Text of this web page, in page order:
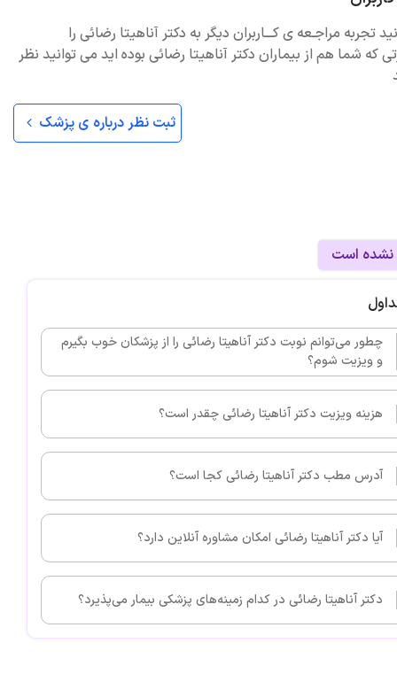
تجربه مراجـعه ی کـــاربران دیگر به دکتر آناهیتا رضائی را
که شما هم از بیماران دکتر آناهیتا رضائی بوده اید می توانید نظر
ثبت نظر درباره ی پزشک
نشده است
چطور می‌توانم نوبت دکتر آناهیتا رضائی را از پزشکان خوب بگیرم
و ویزیت شوم؟
هزینه ویزیت دکتر آناهیتا رضائی چقدر است؟
آدرس مطب دکتر آناهیتا رضائی کجا است؟
آیا دکتر آناهیتا رضائی امکان مشاوره آنلاین دارد؟
دکتر آناهیتا رضائی در کدام زمینه‌های پزشکی بیمار می‌پذیرد؟